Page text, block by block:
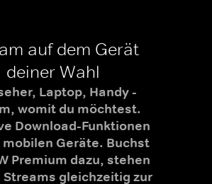
auf dem Gerät
deiner Wahl
Laptop, Handy -
womit du möchtest.
Download-Funktionen
Geräte. Buchst
Premium dazu, stehen
Streams gleichzeitig zur